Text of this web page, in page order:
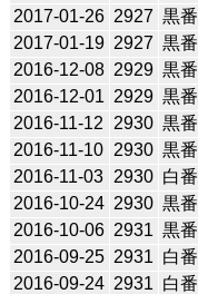
2017-01-26 2927 黒番
2017-01-19 2927 黒番
2016-12-08 2929 黒番
2016-12-01 2929 黒番
2016-11-12
2930 黒番
2016-11-10 2930 黒番
2016-11-03 2930 白番
2016-10-24 2930 黒番
2016-10-06 2931 黒番
2016-09-25 2931 白番
2016-09-24 2931 白番